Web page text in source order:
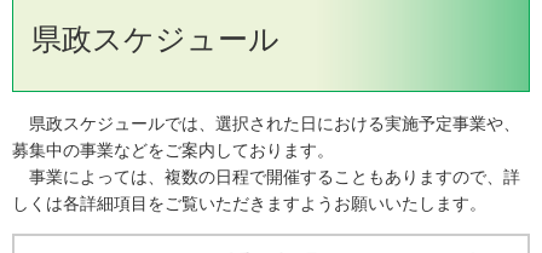
県政スケジュール
県政スケジュールでは、選択された日における実施予定事業や、
募集中の事業などをご案内しております。
事業によっては、複数の日程で開催することもありますので、詳
しくは各詳細項目をご覧いただきますようお願いいたします。